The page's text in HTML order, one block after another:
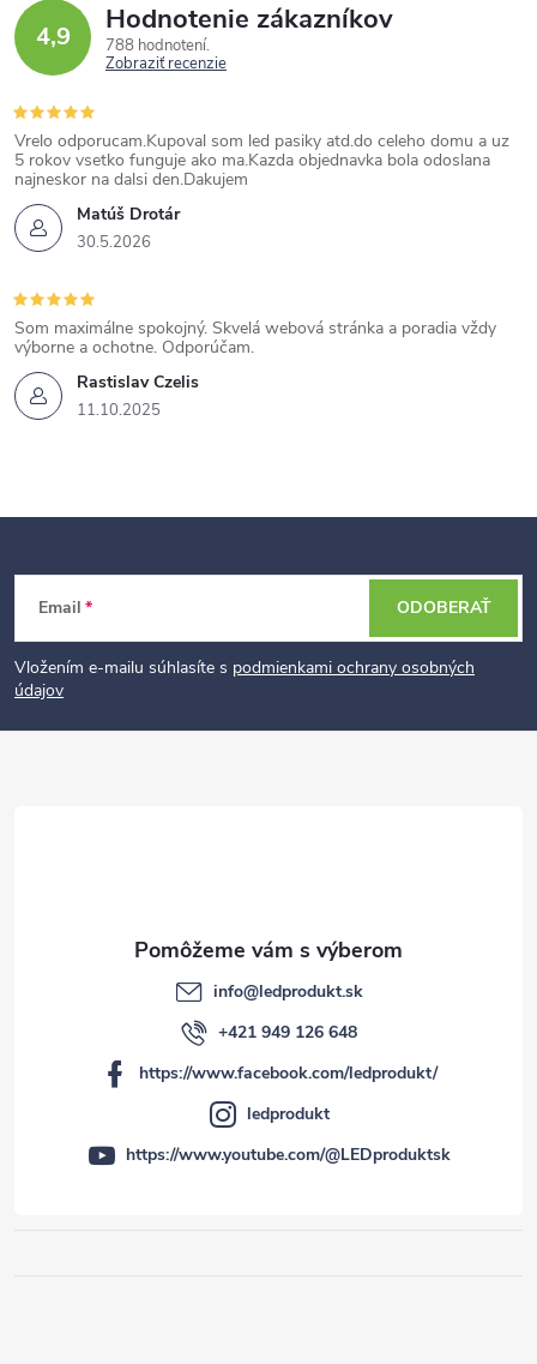
4,9 Hodnotenie zákazníkov
788 hodnotení
Zobraziť recenzie
Matúš Drotár
30.5.2026
Vrelo odporucam.Kupoval som led pasiky atd.do celeho domu a uz
5 rokov vsetko funguje ako ma.Kazda objednavka bola odoslana
najneskor na dalsi den.Dakujem
Rastislav Czelis
11.10.2025
Som maximálne spokojný. Skvelá webová stránka a poradia vždy
výborne a ochotne. Odporúčam.
t
Email
Vložením e-mailu súhlasíte s podmienkami ochrany osobných
údajov
ODOBERAŤ
info@ledprodukt.sk
+421 949 126 648
https://www.facebook.com/ledprodukt/
ledprodukt
https://www.youtube.com/@LEDproduktsk